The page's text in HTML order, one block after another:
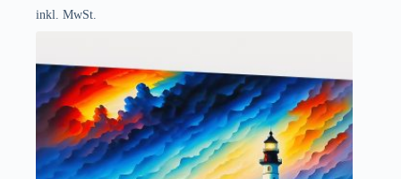
inkl. MwSt.